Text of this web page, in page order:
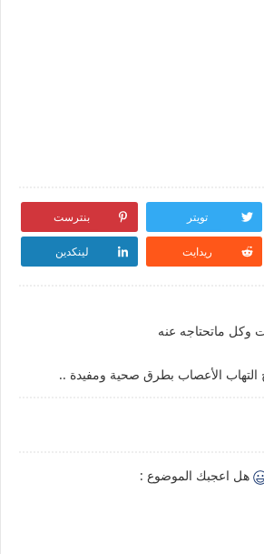
تويتر بنترست
ريدايت لينكدين
وكل ماتحتاجه عنه
الأعصاب بطرق صحية ومفيدة ..
هل اعجبك الموضوع :